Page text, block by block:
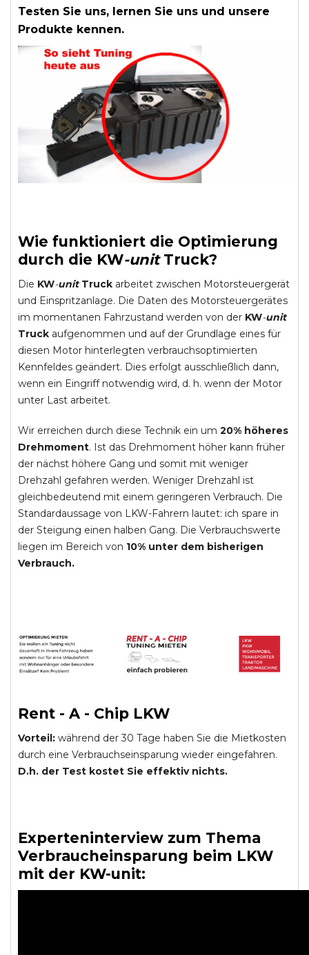
Testen Sie uns, lernen Sie uns und unsere
Produkte kennen.
Wie funktioniert die Optimierung
durch die KW-unit Truck?
Die KW-unit Truck arbeitet zwischen Motorsteuergerät
und Einspritzanlage. Die Daten des Motorsteuergerätes
im momentanen Fahrzustand werden von der KW-unit
Truck aufgenommen und auf der Grundlage eines für
diesen Motor hinterlegten verbrauchsoptimierten
Kennfeldes geändert. Dies erfolgt ausschließlich dann,
wenn ein Eingriff notwendig wird, d. h. wenn der Motor
unter Last arbeitet.
Wir erreichen durch diese Technik ein um 20% höheres
Drehmoment. Ist das Drehmoment höher kann früher
der nächst höhere Gang und somit mit weniger
Drehzahl gefahren werden. Weniger Drehzahl ist
gleichbedeutend mit einem geringeren Verbrauch. Die
Standardaussage von LKW-Fahrern lautet: ich spare in
der Steigung einen halben Gang. Die Verbrauchswerte
liegen im Bereich von 10% unter dem bisherigen
Verbrauch.
Rent - A - Chip LKW
Vorteil: während der 30 Tage haben Sie die Mietkosten
durch eine Verbrauchseinsparung wieder eingefahren.
D.h. der Test kostet Sie effektiv nichts.
Experteninterview zum Thema
Verbraucheinsparung beim LKW
mit der KW-unit: